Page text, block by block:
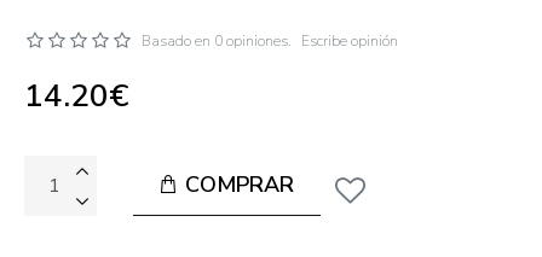
Basado en 0 opiniones. Escribe opinión
14.20€
COMPRAR